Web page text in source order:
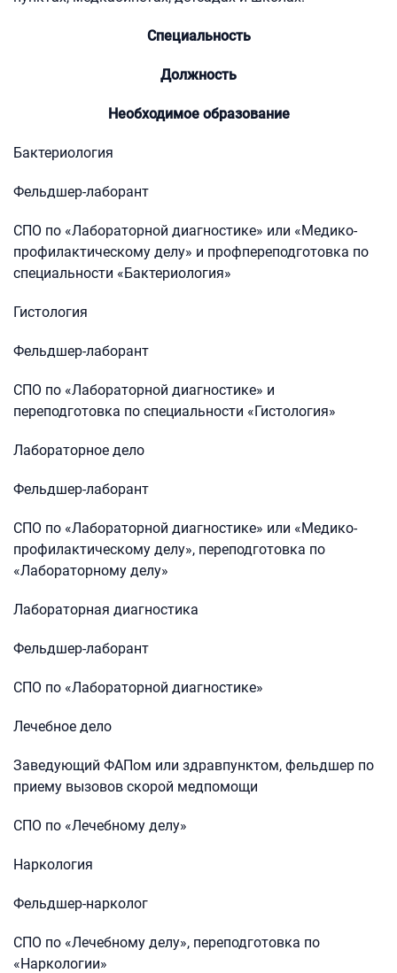
Специальность
Должность
Необходимое образование
Бактериология
Фельдшер-лаборант
СПО по «Лабораторной диагностике» или «Медико-
профилактическому делу» и профпереподготовка по
специальности «Бактериология»
Гистология
Фельдшер-лаборант
СПО по «Лабораторной диагностике» и
переподготовка по специальности «Гистология»
Лабораторное дело
Фельдшер-лаборант
СПО по «Лабораторной диагностике» или «Медико-
профилактическому делу», переподготовка по
«Лабораторному делу»
Лабораторная диагностика
Фельдшер-лаборант
СПО по «Лабораторной диагностике»
Лечебное дело
Заведующий ФАПом или здравпунктом, фельдшер по
приему вызовов скорой медпомощи
СПО по «Лечебному делу»
Наркология
Фельдшер-нарколог
СПО по «Лечебному делу», переподготовка по
«Наркологии»